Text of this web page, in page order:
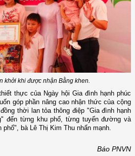
khởi khi được nhận Bằng khen.
thực của Ngày hội Gia đình hạnh phúc
góp phần nâng cao nhận thức của cộng
thời lan tỏa thông điệp "Gia đình hạnh
đến từng khu phố, từng tuyến đường và
phố", bà Lê Thị Kim Thu nhấn mạnh.
Báo PNVN